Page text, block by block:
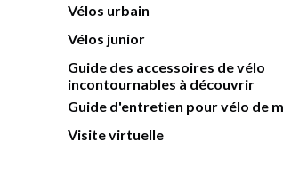
Vélos urbain
Vélos junior
Guide des accessoires de vélo
incontournables à découvrir
Guide d'entretien pour vélo de
Visite virtuelle